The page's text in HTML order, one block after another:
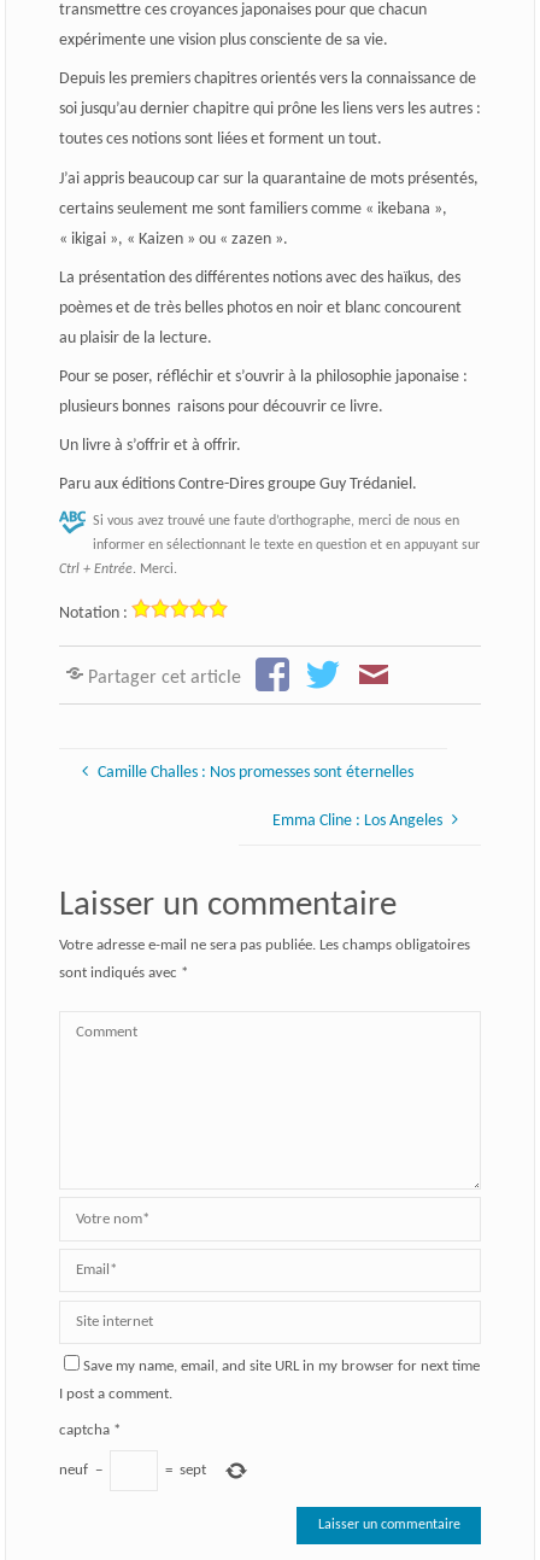
transmettre ces croyances japonaises pour que chacun
expérimente une vision plus consciente de sa vie.
Depuis les premiers chapitres orientés vers la connaissance de
soi jusqu’au dernier chapitre qui prône les liens vers les autres :
toutes ces notions sont liées et forment un tout.
J’ai appris beaucoup car sur la quarantaine de mots présentés,
certains seulement me sont familiers comme « ikebana »,
« ikigai », « Kaizen » ou « zazen ».
La présentation des différentes notions avec des haïkus, des
poèmes et de très belles photos en noir et blanc concourent
au plaisir de la lecture.
Pour se poser, réfléchir et s’ouvrir à la philosophie japonaise :
plusieurs bonnes raisons pour découvrir ce livre.
Un livre à s’offrir et à offrir.
Paru aux éditions Contre-Dires groupe Guy Trédaniel.
Si vous avez trouvé une faute d’orthographe, merci de nous en
informer en sélectionnant le texte en question et en appuyant sur
Ctrl + Entrée. Merci.
Notation :
Partager cet article
Camille Challes : Nos promesses sont éternelles
Emma Cline : Los Angeles
Laisser un commentaire
Votre adresse e-mail ne sera pas publiée. Les champs obligatoires
sont indiqués avec *
Save my name, email, and site URL in my browser for next time
I post a comment.
captcha*
neuf − = sept